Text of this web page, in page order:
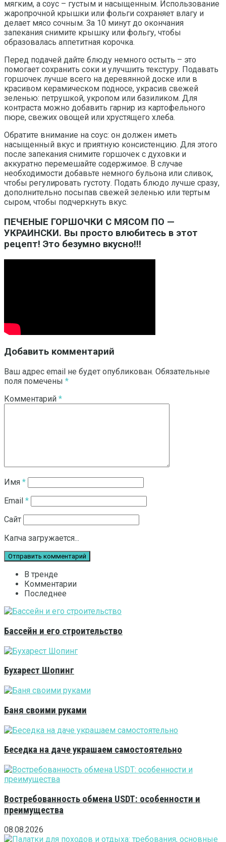
мягким, а соус – густым и насыщенным. Использование
жаропрочной крышки или фольги сохраняет влагу и
делает мясо сочным. За 10 минут до окончания
запекания снимите крышку или фольгу, чтобы
образовалась аппетитная корочка.
Перед подачей дайте блюду немного остыть – это
помогает сохранить соки и улучшить текстуру. Подавать
горшочек лучше всего на деревянной доске или в
красивом керамическом подносе, украсив свежей
зеленью: петрушкой, укропом или базиликом. Для
контраста можно добавить гарнир из картофельного
пюре, свежих овощей или хрустящего хлеба.
Обратите внимание на соус: он должен иметь
насыщенный вкус и приятную консистенцию. Для этого
после запекания снимите горшочек с духовки и
аккуратно перемешайте содержимое. В случае
необходимости добавьте немного бульона или сливок,
чтобы регулировать густоту. Подать блюдо лучше сразу,
дополнительно посыпав свежей зеленью или тертым
сыром, чтобы подчеркнуть вкус.
ПЕЧЕНЫЕ ГОРШОЧКИ С МЯСОМ ПО —
УКРАИНСКИ. Вы просто влюбитесь в этот
рецепт! Это безумно вкусно!!!
Добавить комментарий
Ваш адрес email не будет опубликован. Обязательные
поля помечены *
Комментарий *
Имя *
Email *
Сайт
Капча загружается...
В тренде
Комментарии
Последнее
Бассейн и его строительство
Бухарест Шопинг
Баня своими руками
Беседка на даче украшаем самостоятельно
Востребованность обмена USDT: особенности и
преимущества
08.08.2026